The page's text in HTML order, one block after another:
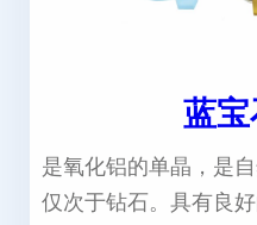
蓝
是氧化铝的单晶，是
仅次于钻石。具有良